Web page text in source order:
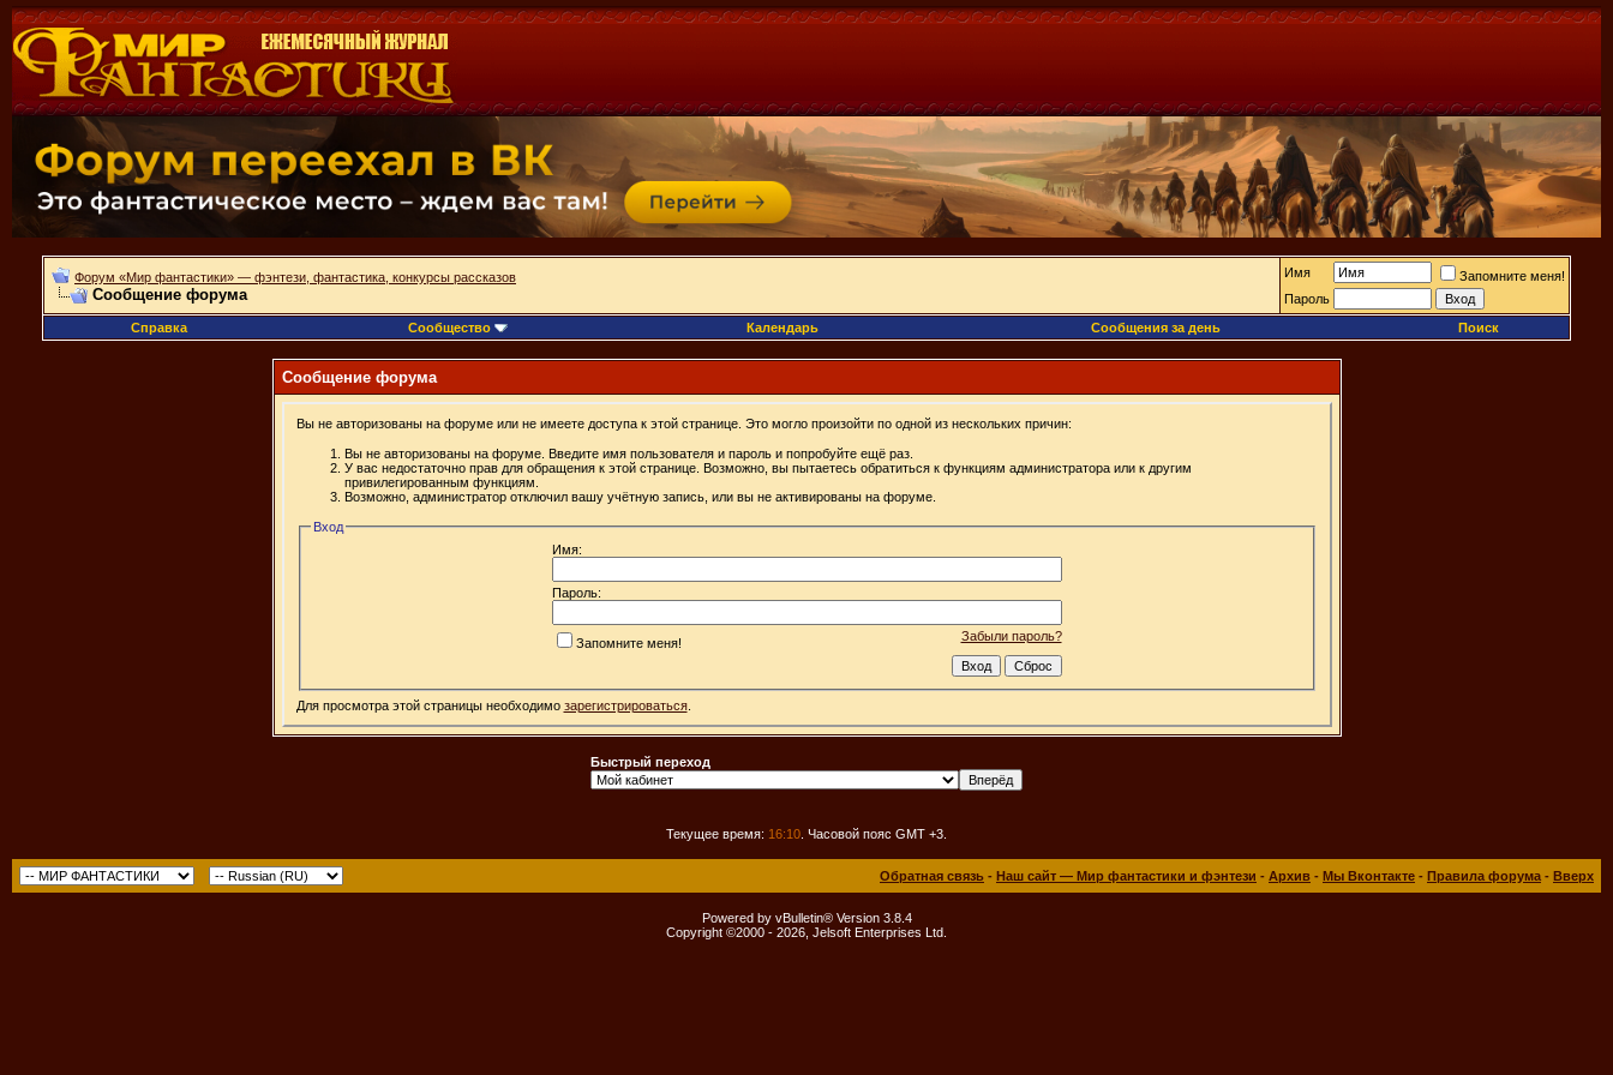
Форум «Мир фантастики» — фэнтези, фантастика, конкурсы рассказов
Сообщение форума
Имя
Запомните меня!
Пароль
Справка
Сообщество Календарь Сообщения за день Поиск
Сообщение форума
Вы не авторизованы на форуме или не имеете доступа к этой странице. Это могло произойти по одной из нескольких причин:
Вы не авторизованы на форуме. Введите имя пользователя и пароль и попробуйте ещё раз.
У вас недостаточно прав для обращения к этой странице. Возможно, вы пытаетесь обратиться к функциям администратора или к другим
привилегированным функциям.
Возможно, администратор отключил вашу учётную запись, или вы не активированы на форуме.
Вход
Имя:
Пароль:
Забыли пароль?
Запомните меня!
Для просмотра этой страницы необходимо зарегистрироваться.
Быстрый переход
Текущее время: 16:10 . Часовой пояс GMT +3.
Обратная связь - Наш сайт — Мир фантастики и фэнтези - Архив - Мы Вконтакте - Правила форума - Вверх
Powered by vBulletin® Version 3.8.4
Copyright ©2000 - 2026, Jelsoft Enterprises Ltd.